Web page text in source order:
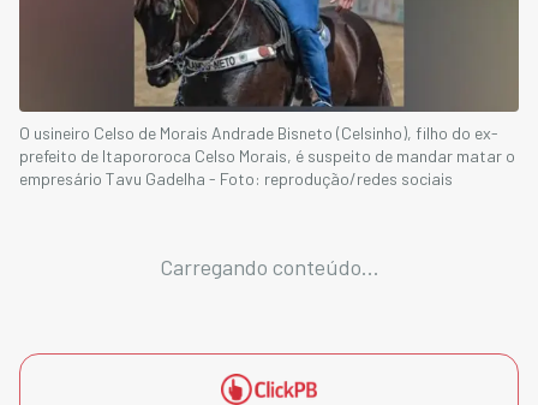
O usineiro Celso de Morais Andrade Bisneto (Celsinho), filho do ex-
prefeito de Itapororoca Celso Morais, é suspeito de mandar matar o
empresário Tavu Gadelha - Foto: reprodução/redes sociais
Carregando conteúdo...